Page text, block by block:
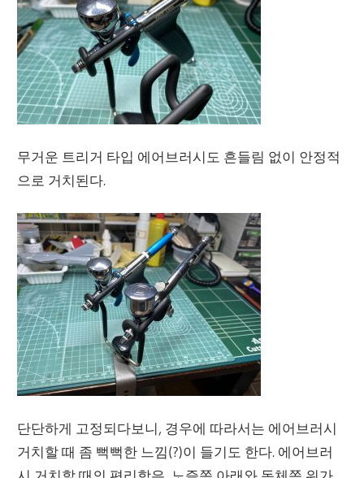
무거운 트리거 타입 에어브러시도 흔들림 없이 안정적
으로 거치된다.
단단하게 고정되다보니, 경우에 따라서는 에어브러시
거치할 때 좀 뻑뻑한 느낌(?)이 들기도 한다. 에어브러